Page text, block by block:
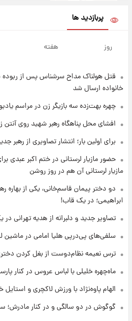
آلزایمر و زوال عقل
۱۳ ساعت پیش
۱۳ ساعت پیش
مرداد ۱۴۰۵ +جدول
۱۳ ساعت پیش
با قدرتمندترین و
شوید+ فیلم
۱۴ ساعت پیش
+جدول
۱۴ ساعت پیش
قیمت محصولات
پربازدید ها
روز هفته
قتل هولناک مداح سرشناس پس از ربوده
خانواده ارسال شد
چهره بهت‌زده سه بازیگر زن در مراسم
افشای محل پناهگاه‌ رهبر شهید روی آنتن
برای اولین بار؛ انتشار تصاویری از رهبر
حضور مازیار لرستانی در ختم اکبر عبدی
مازیار لرستانی آن هم در روز روشن
دو دختر پیمان قاسم‌خانی، یکی از بهاره
ابراهیمی؛ در یک قاب!
تصاویر جدید و دلبرانه از هدیه تهرانی در
سلفی‌های پی‌درپی هلیا امامی در ماشین
ترس نعیمه نظام‌دوست از بغل کردن
ماه‌چهره خلیلی با لباس عروس در کنار
الهام پاوه‌نژاد با ورزش لاکچری و
گوگوش در دو سالگی و در کنار مادرش؛ سال